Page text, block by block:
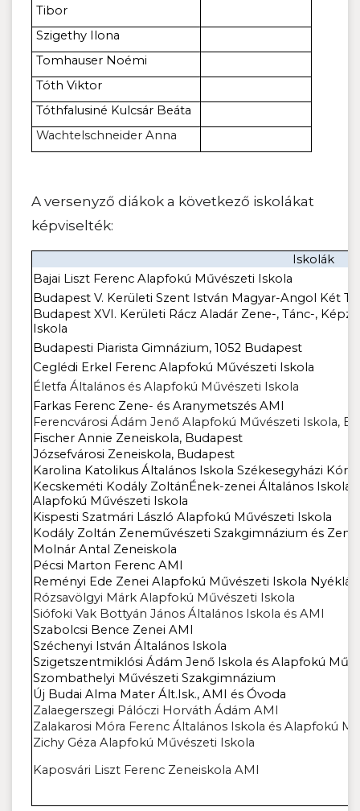
Tibor
Szigethy Ilona
Tomhauser Noémi
Tóth Viktor
Tóthfalusiné Kulcsár Beáta
Wachtelschneider Anna
A versenyző diákok a következő iskolákat
képviselték:
Iskolák
Bajai Liszt Ferenc Alapfokú Művészeti Iskola
Budapest V. Kerületi Szent István Magyar-Angol Két
Budapest XVI. Kerületi Rácz Aladár Zene-, Tánc-,
Iskola
Budapesti Piarista Gimnázium, 1052 Budapest
Ceglédi Erkel Ferenc Alapfokú Művészeti Iskola
Életfa Általános és Alapfokú Művészeti Iskola
Farkas Ferenc Zene- és Aranymetszés AMI
Ferencvárosi Ádám Jenő Alapfokú Művészeti Iskola,
Fischer Annie Zeneiskola, Budapest
Józsefvárosi Zeneiskola, Budapest
Karolina Katolikus Általános Iskola Székesegyházi
Kecskeméti Kodály ZoltánÉnek-zenei Általános Iskola,
Alapfokú Művészeti Iskola
Kispesti Szatmári László Alapfokú Művészeti Iskola
Kodály Zoltán Zeneművészeti Szakgimnázium és
Molnár Antal Zeneiskola
Pécsi Marton Ferenc AMI
Reményi Ede Zenei Alapfokú Művészeti Iskola
Rózsavölgyi Márk Alapfokú Művészeti Iskola
Siófoki Vak Bottyán János Általános Iskola és AMI
Szabolcsi Bence Zenei AMI
Széchenyi István Általános Iskola
Szigetszentmiklósi Ádám Jenő Iskola és Alapfokú
Szombathelyi Művészeti Szakgimnázium
Új Budai Alma Mater Ált.Isk., AMI és Óvoda
Zalaegerszegi Pálóczi Horváth Ádám AMI
Zalakarosi Móra Ferenc Általános Iskola és Alapfokú
Zichy Géza Alapfokú Művészeti Iskola
Kaposvári Liszt Ferenc Zeneiskola AMI